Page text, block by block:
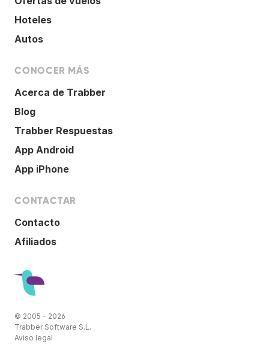
Hoteles
Autos
CONOCER MÁS
Acerca de Trabber
Blog
Trabber Respuestas
App Android
App iPhone
CONTACTAR
Contacto
Afiliados
© 2005 - 2026
Trabber Software S.L.
Aviso legal